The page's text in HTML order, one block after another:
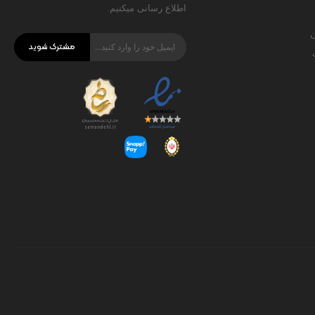
اطلاع رسانی میکنیم.
مشترک شوید